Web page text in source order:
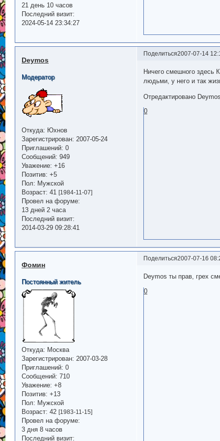
21 день 10 часов
Последний визит:
2024-05-14 23:34:27
Поделиться2007-07-14
Deymos
Модератор
Откуда: Юхнов
Зарегистрирован: 2007-05-24
Приглашений: 0
Сообщений: 949
Уважение: +16
Позитив: +5
Пол: Мужской
Возраст: 41 [1984-11-07]
Провел на форуме:
13 дней 2 часа
Последний визит:
2014-03-29 09:28:41
Ничего смешного здесь
людьми, у него и так
Отредактировано
0
Поделиться2007-07-16
Фомин
Постоянный житель
Откуда: Москва
Зарегистрирован: 2007-03-28
Приглашений: 0
Сообщений: 710
Уважение: +8
Позитив: +13
Пол: Мужской
Возраст: 42 [1983-11-15]
Провел на форуме:
3 дня 8 часов
Последний визит:
Deymos ты прав, грех
0